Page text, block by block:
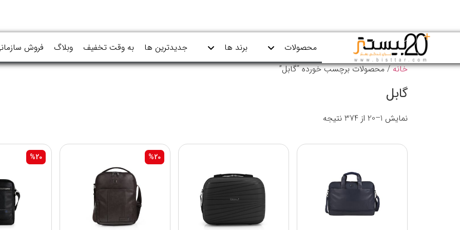
محصولات برند ها جدیدترین ها به وقت تخفیف وبلاگ
فروش
خانه/ محصولات برچسب خورده “گابل”
گابل
نمایش 1–20 از 374 نتیجه
%20
%20